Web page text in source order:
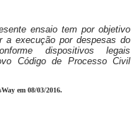
ensaio tem por objetivo
a execução por despesas do
dispositivos legais
Código de Processo Civil
em 08/03/2016.